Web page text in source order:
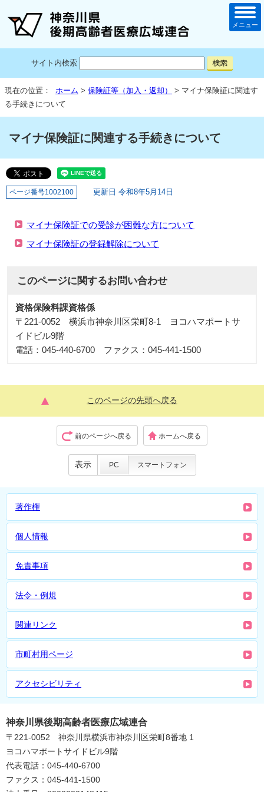
サイト内検索
メニュー
現在の位置： ホーム > 保険証等（加入・返却）
> マイナ保険証に関連す
る手続きについて
マイナ保険証に関連する手続きについて
ページ番号1002100 更新日 令和8年5月14日
マイナ保険証での受診が困難な方について
マイナ保険証の登録解除について
このページに関するお問い合わせ
資格保険料課資格係
〒221-0052 横浜市神奈川区栄町8-1 ヨコハマポートサ
イドビル9階
電話：045-440-6700 ファクス：045-441-1500
このページの先頭へ戻る
前のページへ戻る ホームへ戻る
表示 PC スマートフォン
著作権
個人情報
免責事項
法令・例規
関連リンク
市町村用ページ
アクセシビリティ
神奈川県後期高齢者医療広域連合
〒221-0052 神奈川県横浜市神奈川区栄町8番地 1
ヨコハマポートサイドビル9階
代表電話：045-440-6700
ファクス：045-441-1500